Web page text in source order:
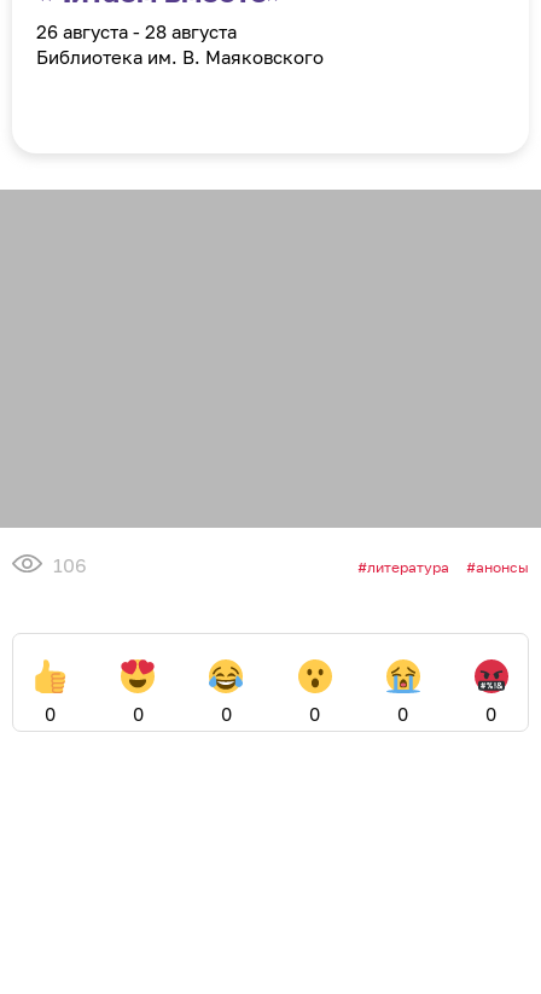
26 августа - 28 августа
Библиотека им. В. Маяковского
106 литература анонсы
0 0 0 0 0 0